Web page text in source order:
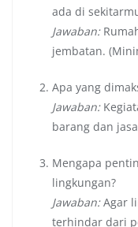
ada di
Jawaban:
jembatan.
Apa yang
Jawaban:
barang dan
Mengapa
lingkungan?
Jawaban:Agar
terhindar dari